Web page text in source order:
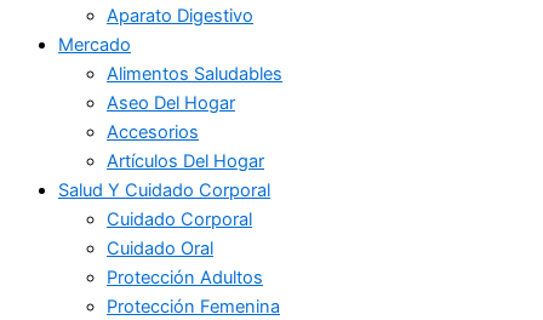
Aparato Digestivo
Mercado
Alimentos Saludables
Aseo Del Hogar
Accesorios
Artículos Del Hogar
Salud Y Cuidado Corporal
Cuidado Corporal
Cuidado Oral
Protección Adultos
Protección Femenina